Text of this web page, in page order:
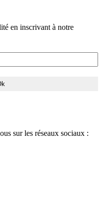
en inscrivant à notre
sur les réseaux sociaux :